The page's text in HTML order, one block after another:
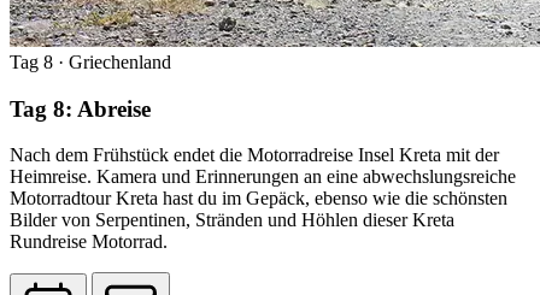
Tag 8 · Griechenland
Tag 8: Abreise
Nach dem Frühstück endet die Motorradreise Insel Kreta mit der
Heimreise. Kamera und Erinnerungen an eine abwechslungsreiche
Motorradtour Kreta hast du im Gepäck, ebenso wie die schönsten
Bilder von Serpentinen, Stränden und Höhlen dieser Kreta
Rundreise Motorrad.